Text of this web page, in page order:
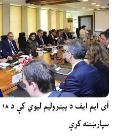
سپارښتنه کړې